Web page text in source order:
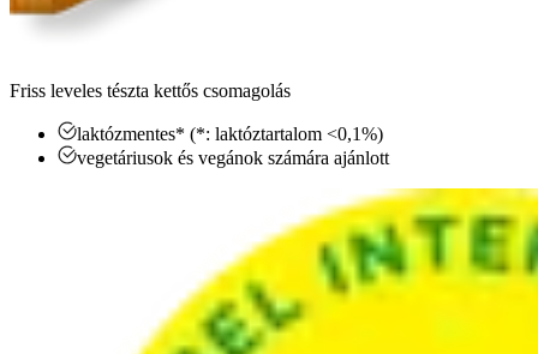
Friss leveles tészta kettős csomagolás
laktózmentes* (*: laktóztartalom <0,1%)
vegetáriusok és vegánok számára ajánlott